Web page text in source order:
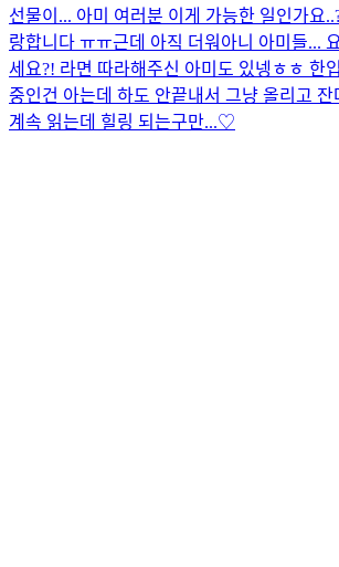
선물이... 아미 여러분 이게 가능한 일인가요
랑합니다 ㅠㅠ근데 아직 더워 아니 아미들...
세요?! 라면 따라해주신 아미도 있넹ㅎㅎ 한
중인건 아는데 하도 안끝내서 그냥 올리고 잔
계속 읽는데 힐링 되는구만...♡